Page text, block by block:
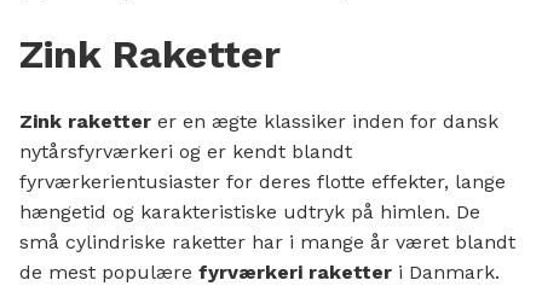
Zink Raketter
Zink raketter er en ægte klassiker inden for dansk
nytårsfyrværkeri og er kendt blandt
fyrværkerientusiaster for deres flotte effekter, lange
hængetid og karakteristiske udtryk på himlen. De
små cylindriske raketter har i mange år været blandt
de mest populære fyrværkeri raketter i Danmark.